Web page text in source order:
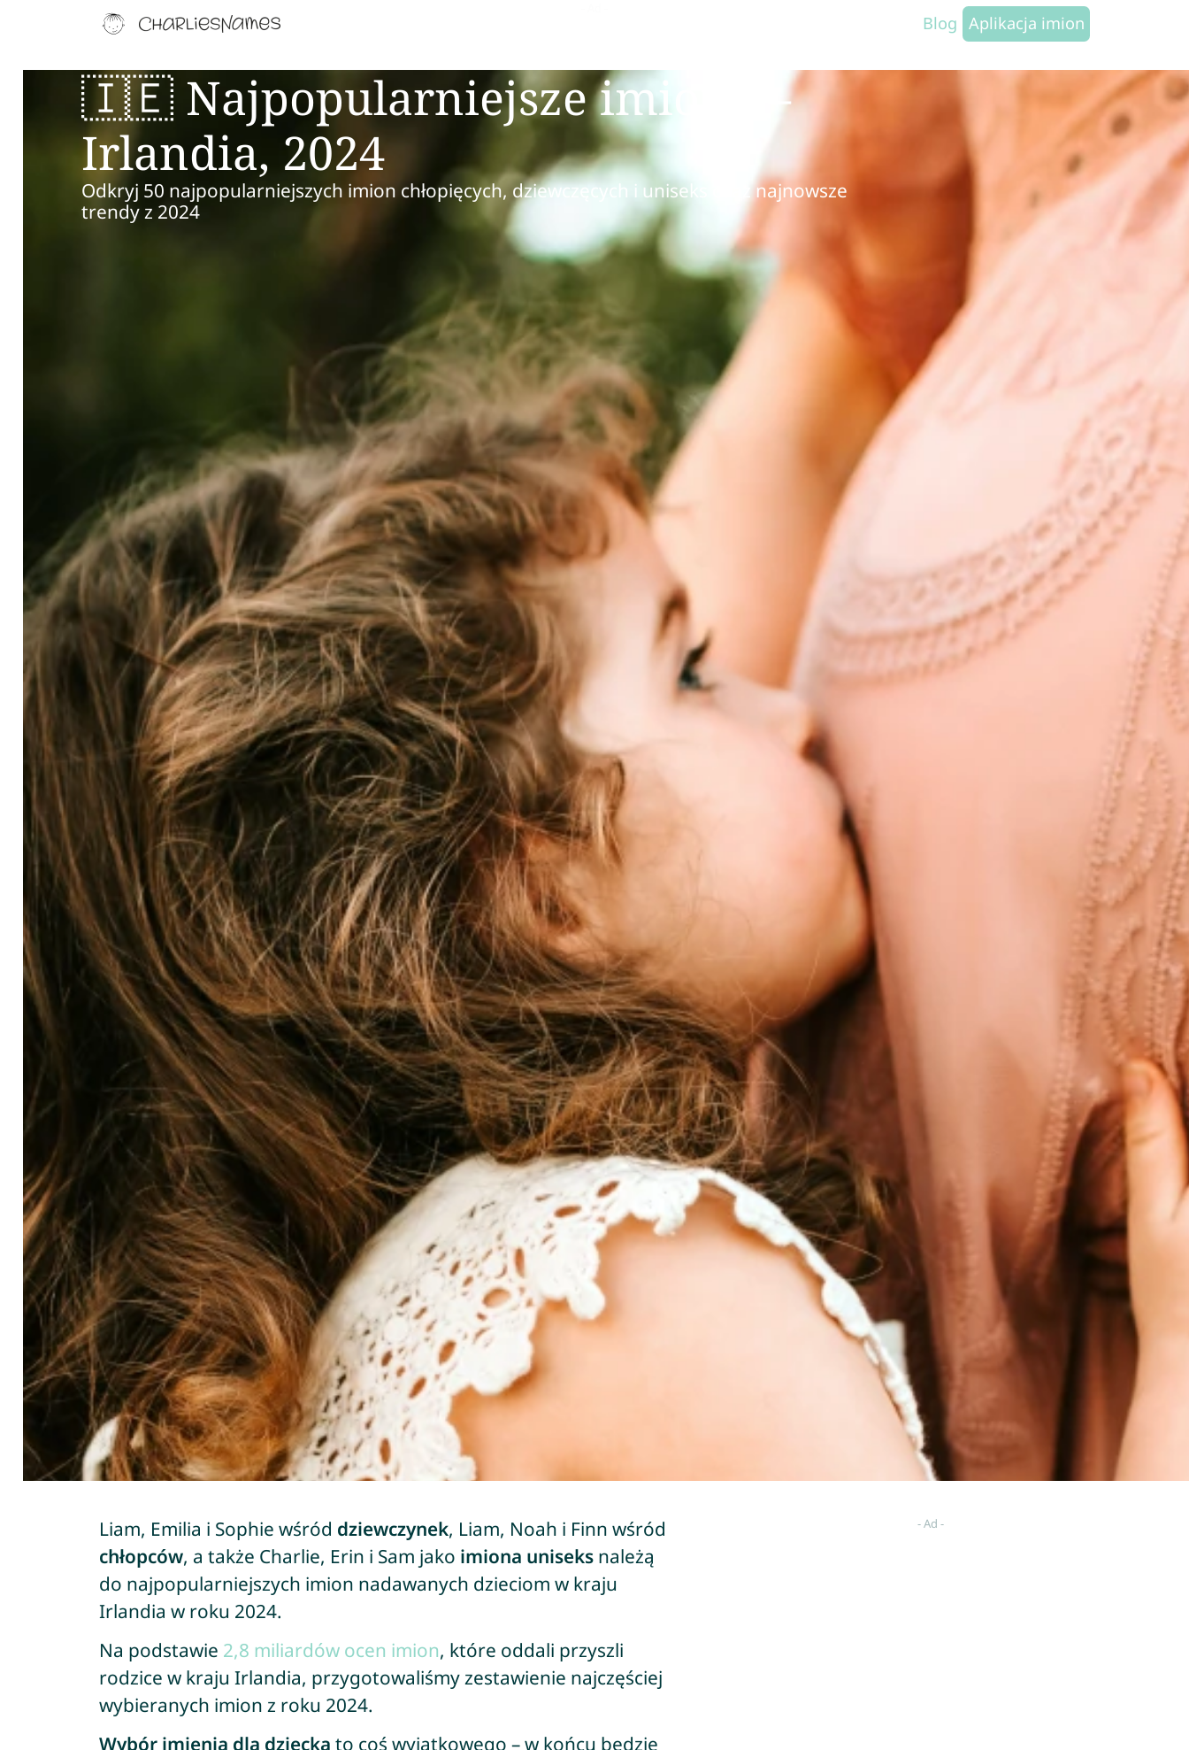
Blog Aplikacja imion
🇮🇪 Najpopularniejsze imiona –
Irlandia, 2024
Odkryj 50 najpopularniejszych imion chłopięcych, dziewczęcych i uniseks oraz najnowsze
trendy z 2024
Liam, Emilia i Sophie wśród dziewczynek, Liam, Noah i Finn wśród
chłopców, a także Charlie, Erin i Sam jako imiona uniseksnależą
do najpopularniejszych imion nadawanych dzieciom w kraju
Irlandia w roku 2024.
Na podstawie 2,8 miliardów ocen imion, które oddali przyszli
rodzice w kraju Irlandia, przygotowaliśmy zestawienie najczęściej
wybieranych imion z roku 2024.
Wybór imienia dla dziecka to coś wyjątkowego – w końcu będzie